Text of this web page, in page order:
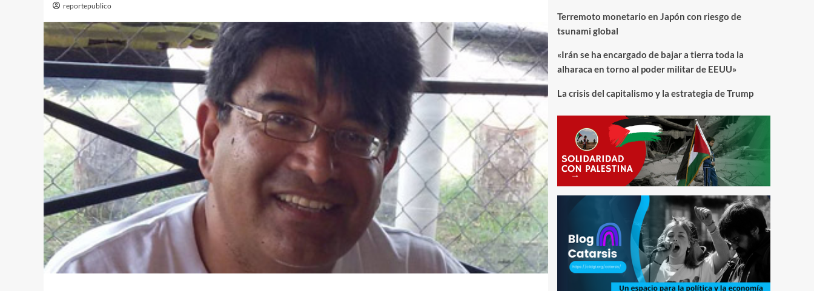
reportepublico
Terremoto monetario en Japón con riesgo de
tsunami global
«Irán se ha encargado de bajar a tierra toda la
alharaca en torno al poder militar de EEUU»
La crisis del capitalismo y la estrategia de Trump